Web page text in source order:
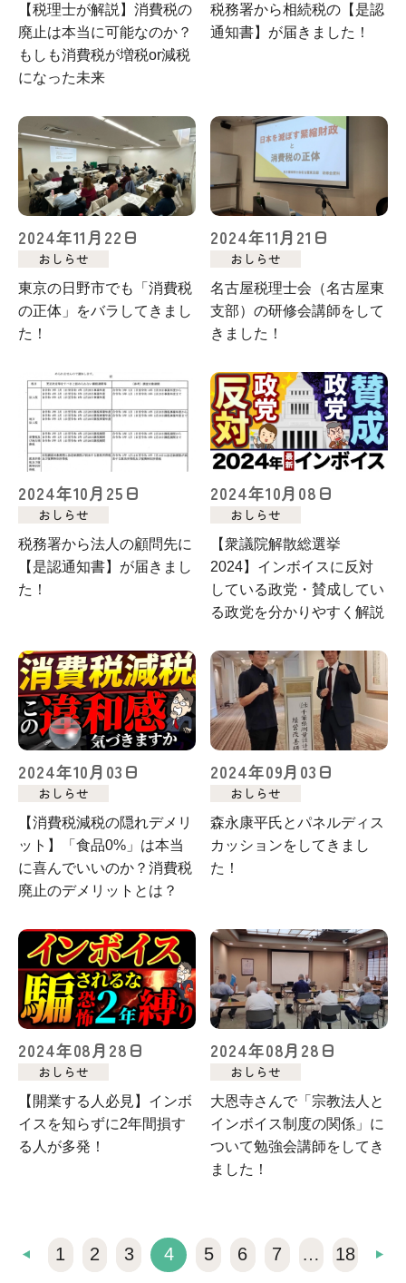
【税理士が解説】消費税の
廃止は本当に可能なのか？
もしも消費税が増税or減税
になった未来
税務署から相続税の【是認
通知書】が届きました！
2024年11月22日
おしらせ
東京の日野市でも「消費税
の正体」をバラしてきまし
た！
2024年11月21日
おしらせ
名古屋税理士会（名古屋東
支部）の研修会講師をして
きました！
2024年10月25日
おしらせ
税務署から法人の顧問先に
【是認通知書】が届きまし
た！
2024年10月08日
おしらせ
【衆議院解散総選挙
2024】インボイスに反対
している政党・賛成してい
る政党を分かりやすく解説
2024年10月03日
おしらせ
【消費税減税の隠れデメリ
ット】「食品0%」は本当
に喜んでいいのか？消費税
廃止のデメリットとは？
2024年09月03日
おしらせ
森永康平氏とパネルディス
カッションをしてきまし
た！
2024年08月28日
おしらせ
【開業する人必見】インボ
イスを知らずに2年間損す
る人が多発！
2024年08月28日
おしらせ
大恩寺さんで「宗教法人と
インボイス制度の関係」に
ついて勉強会講師をしてき
ました！
1 2 3 4 5 6 7 … 18